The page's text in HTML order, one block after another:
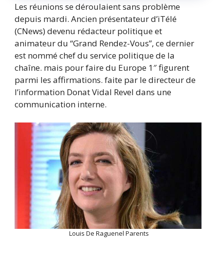
Les réunions se déroulaient sans problème
depuis mardi. Ancien présentateur d’iTélé
(CNews) devenu rédacteur politique et
animateur du “Grand Rendez-Vous”, ce dernier
est nommé chef du service politique de la
chaîne. mais pour faire du Europe 1″ figurent
parmi les affirmations. faite par le directeur de
l’information Donat Vidal Revel dans une
communication interne.
Louis De Raguenel Parents